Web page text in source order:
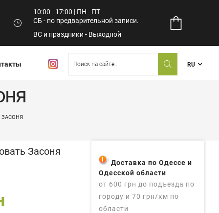
10:00 - 17:00 | ПН - ПТ
СБ - по предварительной записи.
ВС и праздники - Выходной
RU
ЗАСОНЯ
Засоня
Доставка по Одессе и
Одесской области
от 600 грн до подъезда по
городу и 70 грн/км по
области